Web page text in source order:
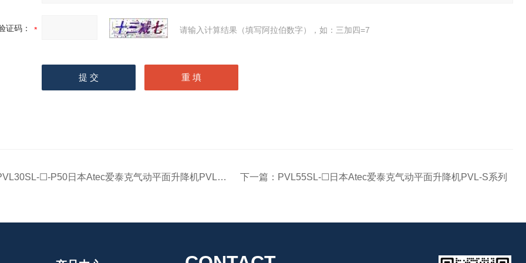
证码： 请输入计算结果（填写阿拉伯数字），如：三加四=7
☐-P50日本Atec爱泰克气动平面升降机PVL-S系列 下一篇： PVL55SL-☐日本Atec爱泰克气动平面升降机PVL-S系列